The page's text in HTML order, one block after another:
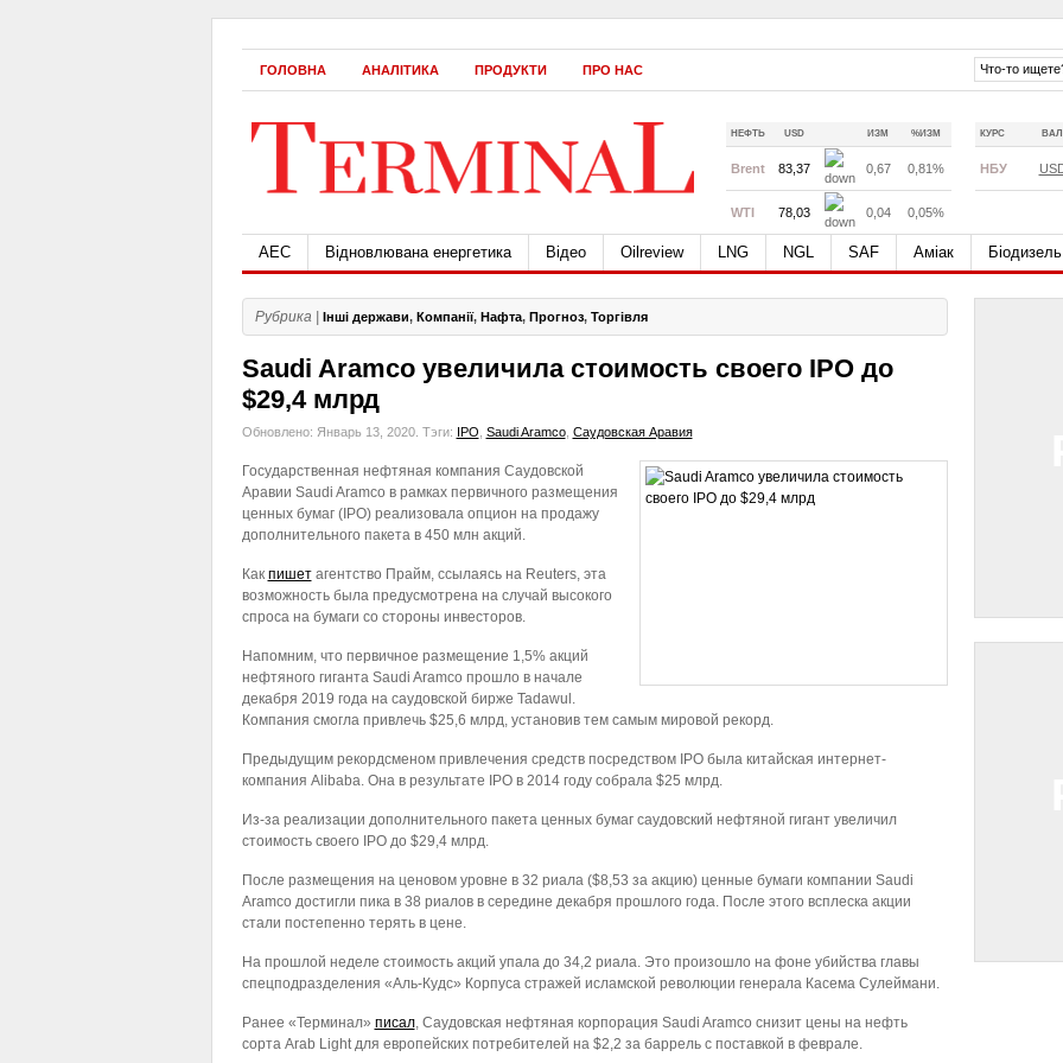
ГОЛОВНА АНАЛІТИКА ПРОДУКТИ ПРО НАС
КУРС ВАЛ
НБУ
НЕФТЬ USD ИЗМ %ИЗМ
Brent 83,37 0,67 0,81%
WTI 78,03 0,04 0,05%
АЕС Відновлювана енергетика Відео Oilreview LNG NGL SAF Аміак Біодизель
Рубрика | Інші держави, Компанії, Нафта, Прогноз, Торгівля
Saudi Aramco увеличила стоимость своего IPO до
$29,4 млрд
Обновлено: Январь 13, 2020. Тэги: IPO Saudi Aramco, Саудовская Аравия
Государственная нефтяная компания Саудовской
Аравии Saudi Aramco в рамках первичного размещения
ценных бумаг (IPO) реализовала опцион на продажу
дополнительного пакета в 450 млн акций.
Как пишетагентство Прайм, ссылаясь на Reuters, эта
возможность была предусмотрена на случай высокого
спроса на бумаги со стороны инвесторов.
Напомним, что первичное размещение 1,5% акций
нефтяного гиганта Saudi Aramco прошло в начале
декабря 2019 года на саудовской бирже Tadawul.
Компания смогла привлечь $25,6 млрд, установив тем самым мировой рекорд.
Предыдущим рекордсменом привлечения средств посредством IPO была китайская интернет-
компания Alibaba. Она в результате IPO в 2014 году собрала $25 млрд.
Из-за реализации дополнительного пакета ценных бумаг саудовский нефтяной гигант увеличил
стоимость своего IPO до $29,4 млрд.
После размещения на ценовом уровне в 32 риала ($8,53 за акцию) ценные бумаги компании Saudi
Aramco достигли пика в 38 риалов в середине декабря прошлого года. После этого всплеска акции
стали постепенно терять в цене.
На прошлой неделе стоимость акций упала до 34,2 риала. Это произошло на фоне убийства главы
спецподразделения «Аль-Кудс» Корпуса стражей исламской революции генерала Касема Сулеймани.
Ранее «Терминал» писал, Саудовская нефтяная корпорация Saudi Aramco снизит цены на нефть
сорта Arab Light для европейских потребителей на $2,2 за баррель с поставкой в феврале.